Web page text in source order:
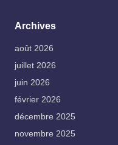
Archives
août 2026
juillet 2026
juin 2026
février 2026
décembre 2025
novembre 2025